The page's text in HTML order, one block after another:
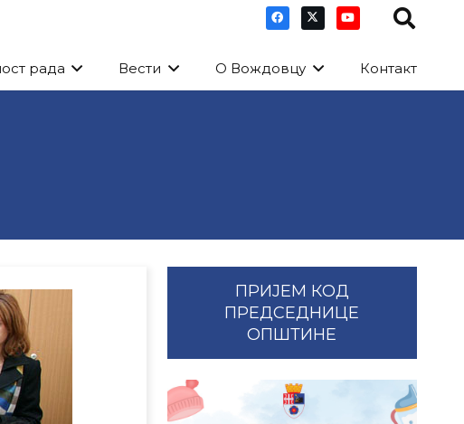
рада Вести О Вождовцу Контакт
ПРИЈЕМ КОД
ПРЕДСЕДНИЦЕ
ОПШТИНЕ